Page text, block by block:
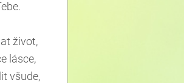
život,
lásce,
všude,